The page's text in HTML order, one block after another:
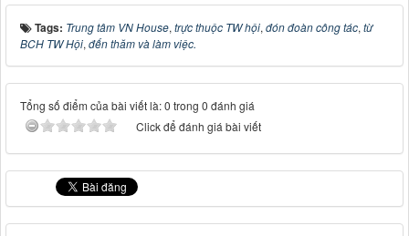
Tags: Trung tâm VN House, trực thuộc TW hội, đón đoàn công tác, từ
BCH TW Hội, đến thăm và làm việc.
Tổng số điểm của bài viết là: 0 trong 0 đánh giá
Click để đánh giá bài viết